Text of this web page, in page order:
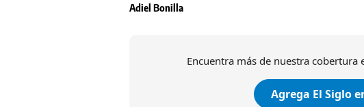
Adiel Bonilla
Encuentra más de nuestra cobertura
Agrega El Siglo